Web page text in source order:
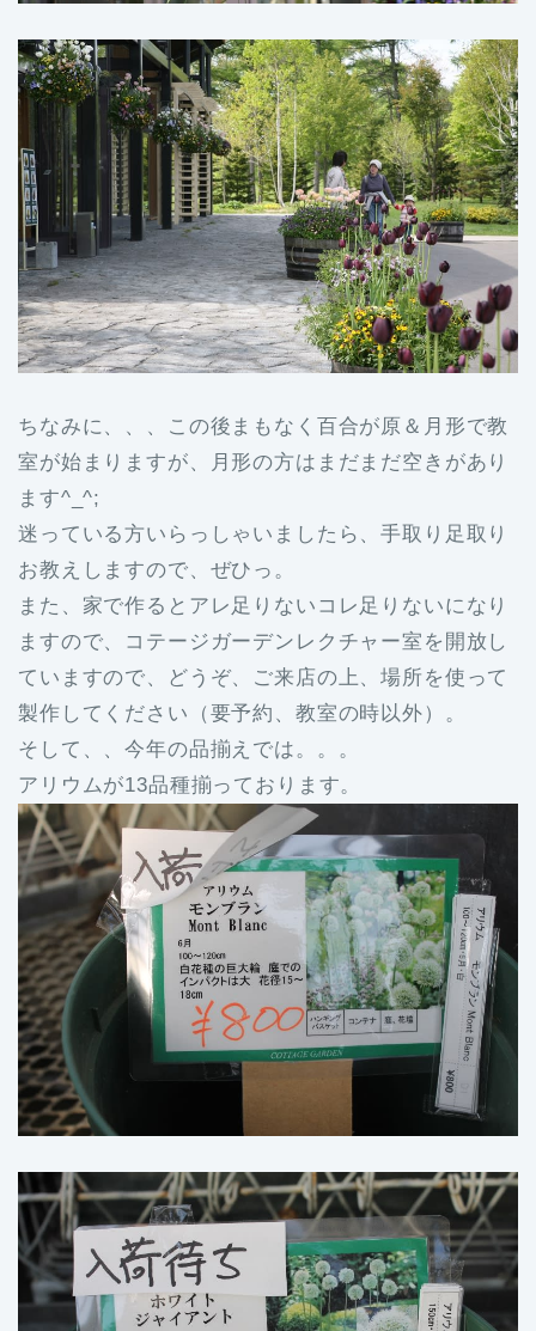
ちなみに、、、この後まもなく百合が原＆月形で教
室が始まりますが、月形の方はまだまだ空きがあり
ます^_^;
迷っている方いらっしゃいましたら、手取り足取り
お教えしますので、ぜひっ。
また、家で作るとアレ足りないコレ足りないになり
ますので、コテージガーデンレクチャー室を開放し
ていますので、どうぞ、ご来店の上、場所を使って
製作してください（要予約、教室の時以外）。
そして、、今年の品揃えでは。。。
アリウムが13品種揃っております。